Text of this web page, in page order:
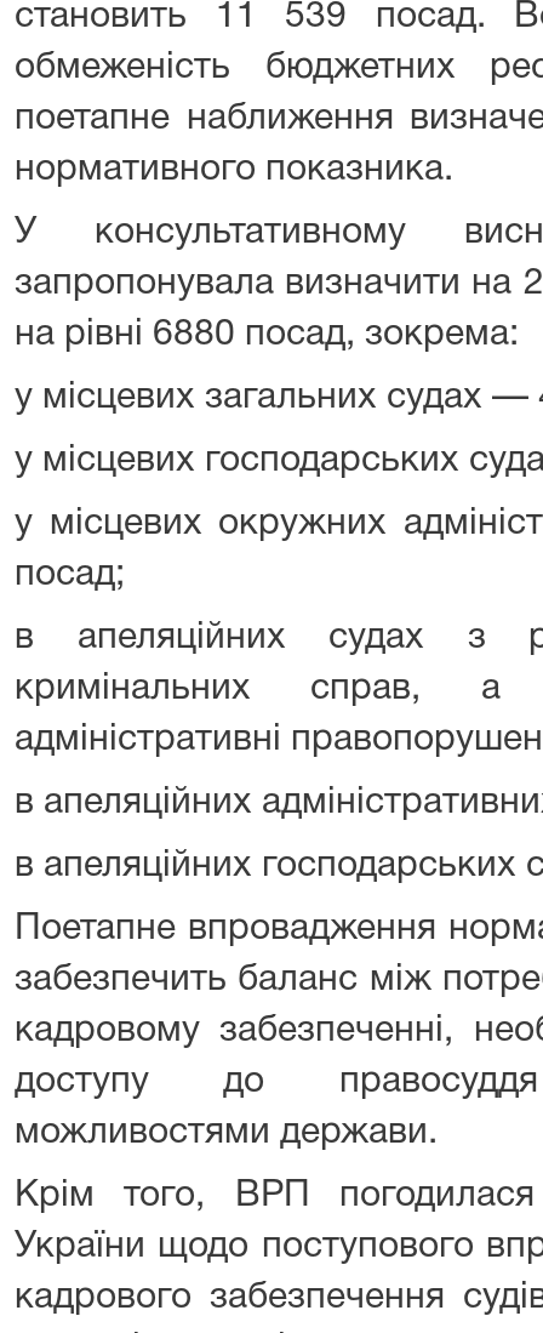
становить 11 539 посад.
обмеженість бюджетних
поетапне наближення
нормативного показника.
У консультативному
запропонувала визначити на
на рівні 6880 посад, зокрема:
у місцевих загальних судах —
у місцевих господарських
у місцевих окружних
посад;
в апеляційних судах з
кримінальних справ,
адміністративні
в апеляційних
в апеляційних
Поетапне впровадження
забезпечить баланс між
кадровому забезпеченні,
доступу до
можливостями держави.
Крім того, ВРП
України щодо поступового
кадрового забезпечення